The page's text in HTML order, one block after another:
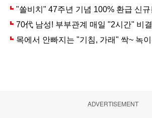
ADVERTISEMENT